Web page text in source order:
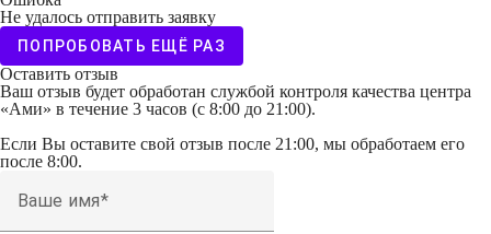
Не удалось отправить заявку
ПОПРОБОВАТЬ ЕЩЁ РАЗ
Оставить отзыв
Ваш отзыв будет обработан службой контроля качества центра
«Ами» в течение 3 часов (с 8:00 до 21:00).
Если Вы оставите свой отзыв после 21:00, мы обработаем его
после 8:00.
Ваше имя